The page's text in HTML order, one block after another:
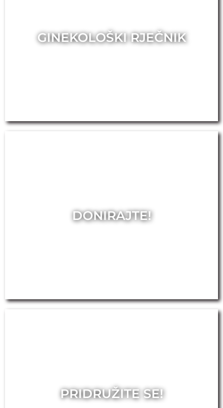
GINEKOLOŠKI RJEČNIK
DONIRAJTE!
PRIDRUŽITE SE!